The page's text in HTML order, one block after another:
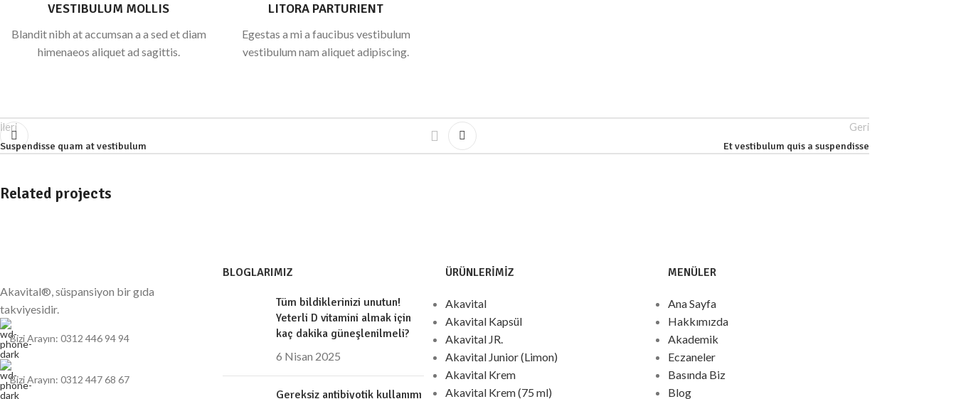
VESTIBULUM MOLLIS
Blandit nibh at accumsan a a sed et diam
himenaeos aliquet ad sagittis.
LITORA PARTURIENT
Egestas a mi a faucibus vestibulum
vestibulum nam aliquet adipiscing.
İleri
Suspendisse quam at vestibulum
Geri
Et vestibulum quis a suspendisse
Related projects
Akavital®, süspansiyon bir gıda
takviyesidir.
Bizi Arayın: 0312 446 94 94
Bizi Arayın: 0312 447 68 67
BLOGLARIMIZ
Tüm bildiklerinizi unutun!
Yeterli D vitamini almak için
kaç dakika güneşlenilmeli?
6 Nisan 2025
Gereksiz antibiyotik kullanımı
ÜRÜNLERIMIZ
Akavital
Akavital Kapsül
Akavital JR.
Akavital Junior (Limon)
Akavital Krem
Akavital Krem (75 ml)
MENÜLER
Ana Sayfa
Hakkımızda
Akademik
Eczaneler
Basında Biz
Blog